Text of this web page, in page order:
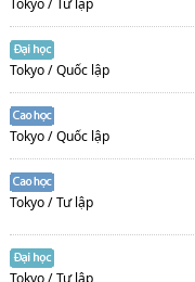
Tokyo / Tư lập
Tokyo / Quốc lập
Tokyo / Quốc lập
Tokyo / Tư lập
Tokyo / Tư lập